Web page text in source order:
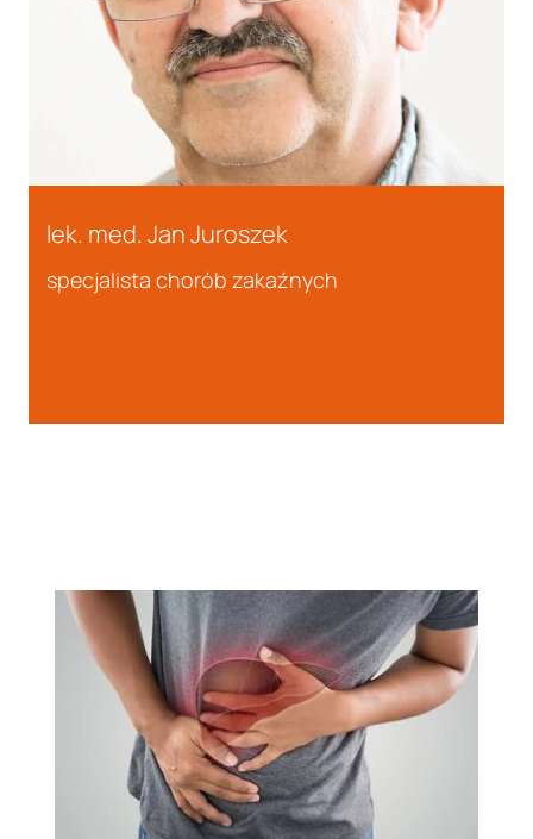
lek. med. Jan Juroszek
specjalista chorób zakaźnych